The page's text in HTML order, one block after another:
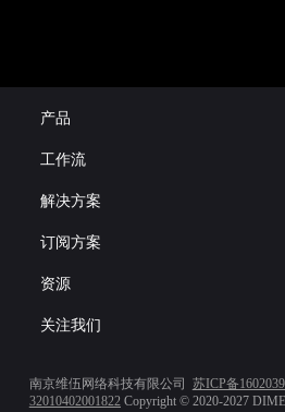
产品
工作流
解决方案
订阅方案
资源
关注我们
南京维伍网络科技有限公司 苏ICP备
32010402001822Copyright © 2020-2027